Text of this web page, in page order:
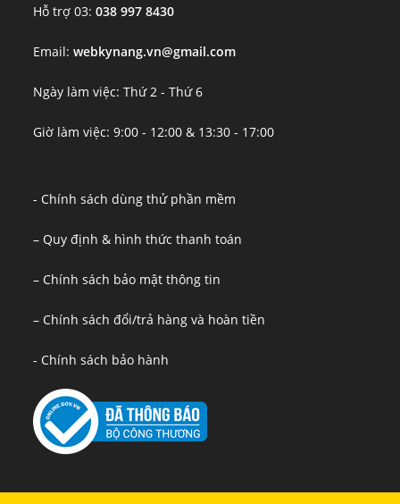
Hỗ trợ 03:038 997 8430
Email:webkynang.vn@gmail.com
Ngày làm việc: Thứ 2 - Thứ 6
Giờ làm việc: 9:00 - 12:00 & 13:30 - 17:00
- Chính sách dùng thử phần mềm
– Quy định & hình thức thanh toán
– Chính sách bảo mật thông tin
– Chính sách đổi/trả hàng và hoàn tiền
- Chính sách bảo hành